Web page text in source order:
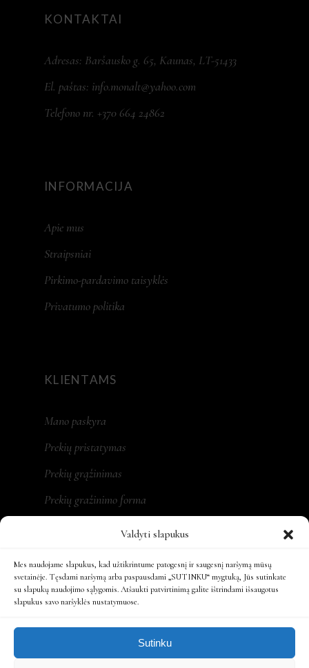
Valdyti slapukus
Mes naudojame slapukus, kad užtikrintume patogesnį ir saugesnį naršymą mūsų
svetainėje. Tęsdami naršymą arba paspausdami „SUTINKU“ mygtuką, Jūs sutinkate
su slapukų naudojimo sąlygomis. Atšaukti patvirtinimą galite ištrindami išsaugotus
slapukus savo naršyklės nustatymuose.
Sutinku
KONTAKTAI
Adresas: Baršausko g. 65, Kaunas, LT-51433
El. paštas: info.monalt@yahoo.com
Telefono nr. +370 664 24862
INFORMACIJA
Apie mus
Straipsniai
Pirkimo-pardavimo taisyklės
Privatumo politika
KLIENTAMS
Mano paskyra
Prekių pristatymas
Prekių grąžinimas
Prekių gražinimo forma
REKVIZITAI